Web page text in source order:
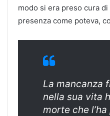
modo si era preso cura
presenza come poteva,
La mancanza
nella sua vita
morte che